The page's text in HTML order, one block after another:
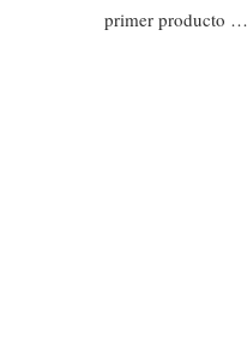
primer producto …